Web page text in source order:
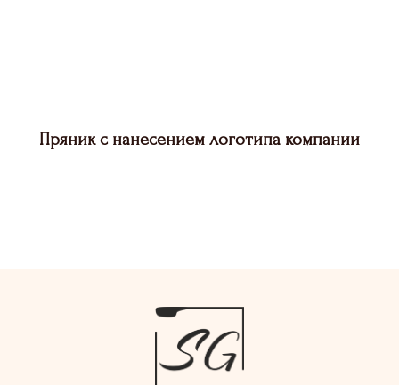
Пряник с нанесением логотипа компании